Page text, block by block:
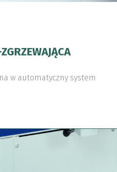
w automatyczny system